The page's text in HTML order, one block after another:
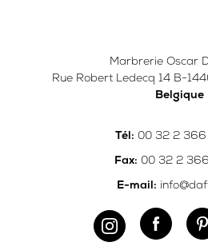
Marbrerie Oscar
Rue Robert Ledecq 14 B-
Belgique
Tél: 00 32 2
Fax: 00 32 2
E-mail: